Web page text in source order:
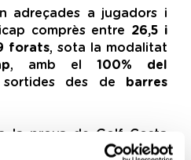
adreçades a jugadors i
comprès entre 26,5 i
forats, sota la modalitat
, amb el 100% del
des de barres
la prova de Golf Costa
fins al
9 de juliol.